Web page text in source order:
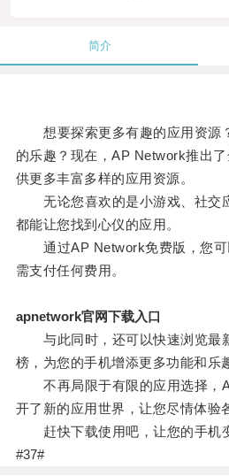
简介
想要探索更多有趣的应用资源
的乐趣？现在，AP Network推出
供更多丰富多样的应用资源。
无论您喜欢的是小游戏、社交
都能让您找到心仪的应用。
通过AP Network免费版，您可
需支付任何费用。
apnetwork官网下载入口
与此同时，还可以快速浏览最
榜，为您的手机增添更多功能和乐
不再局限于有限的应用选择，
开了新的应用世界，让您尽情体验
赶快下载使用吧，让您的手机变
#37#